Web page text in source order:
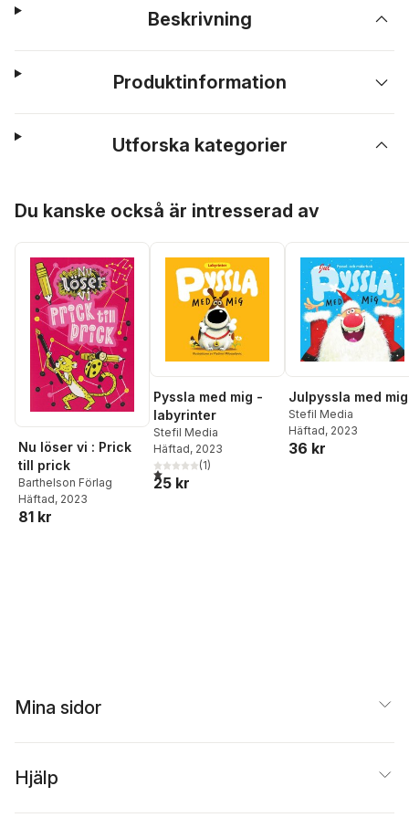
Beskrivning
Produktinformation
Utforska kategorier
Du kanske också är intresserad av
Nu löser vi : Prick
till prick
Barthelson Förlag
Häftad, 2023
81 kr
Pyssla med mig -
labyrinter
Stefil Media
Häftad, 2023
1,0utav 5 stjärnor. Totalt antal röster:
(1)
25 kr
Julpyssla med mig
Stefil Media
Häftad, 2023
36 kr
Mina sidor
Hjälp